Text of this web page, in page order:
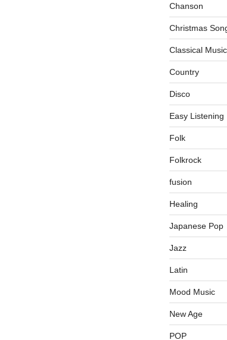
Chanson
Christmas
Classical Music
Country
Disco
Easy Listening
Folk
Folkrock
fusion
Healing
Japanese Pop
Jazz
Latin
Mood Music
New Age
POP